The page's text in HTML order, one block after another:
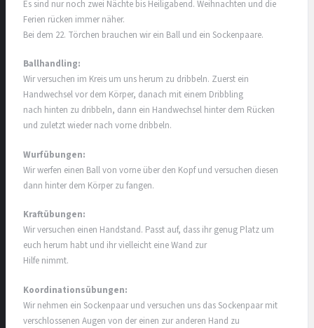
Es sind nur noch zwei Nächte bis Heiligabend. Weihnachten und die
Ferien rücken immer näher.
Bei dem 22. Törchen brauchen wir ein Ball und ein Sockenpaare.
Ballhandling:
Wir versuchen im Kreis um uns herum zu dribbeln. Zuerst ein
Handwechsel vor dem Körper, danach mit einem Dribbling
nach hinten zu dribbeln, dann ein Handwechsel hinter dem Rücken
und zuletzt wieder nach vorne dribbeln.
Wurfübungen:
Wir werfen einen Ball von vorne über den Kopf und versuchen diesen
dann hinter dem Körper zu fangen.
Kraftübungen:
Wir versuchen einen Handstand. Passt auf, dass ihr genug Platz um
euch herum habt und ihr vielleicht eine Wand zur
Hilfe nimmt.
Koordinationsübungen:
Wir nehmen ein Sockenpaar und versuchen uns das Sockenpaar mit
verschlossenen Augen von der einen zur anderen Hand zu